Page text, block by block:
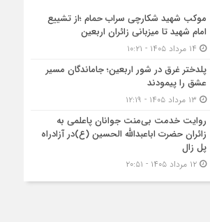
موکب شهید شکارچی سراب حمام ؛از تشییع
امام شهید تا میزبانی زائران اربعین
پلدختر غرق در شور اربعین؛ جاماندگان مسیر
عشق را پیمودند
روایت خدمت بی‌منت جوانان پاعلمی به
زائران حضرت اباعبدالله الحسین (ع)در آزادراه
پل زال
۱۲ مرداد ۱۴۰۵ - ۲۰:۵۱